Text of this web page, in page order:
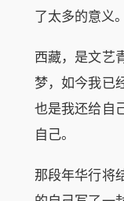
了太多的意义。
西藏，是文艺
梦，如今我已
也是我还给自
自己。
那段年华行将